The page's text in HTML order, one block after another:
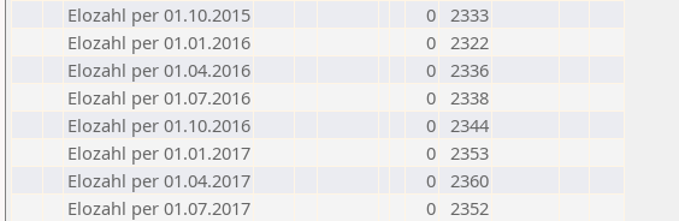
Elozahl per 01.10.2015
0 2333
Elozahl per 01.01.2016
0 2322
Elozahl per 01.04.2016
0 2336
Elozahl per 01.07.2016
0 2338
Elozahl per 01.10.2016
0 2344
Elozahl per 01.01.2017
0 2353
Elozahl per 01.04.2017
0 2360
Elozahl per 01.07.2017
0 2352